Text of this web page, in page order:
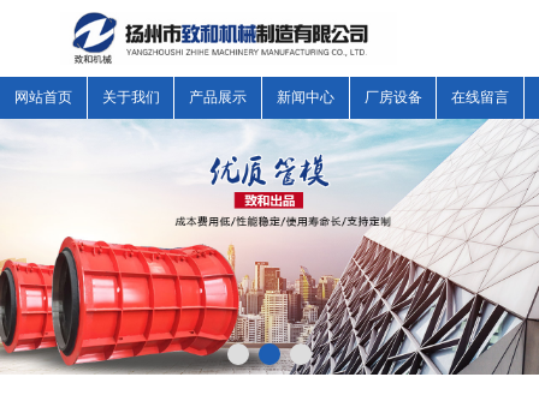
网站首页 关于我们 产品展示 新闻中心 厂房设备 在线留言